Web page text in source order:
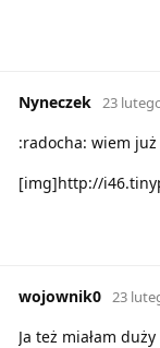
Nyneczek 23
:radocha: wiem już
[img]http://
wojownik0 23
Ja też miałam